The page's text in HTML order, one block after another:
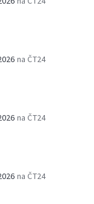
na ČT24
na ČT24
na ČT24